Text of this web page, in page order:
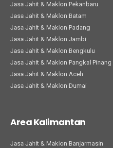
Jasa Jahit & Maklon Pekanbaru
Jasa Jahit & Maklon Batam
Jasa Jahit & Maklon Padang
Jasa Jahit & Maklon Jambi
Jasa Jahit & Maklon Bengkulu
Jasa Jahit & Maklon Pangkal Pinang
Jasa Jahit & Maklon Aceh
Jasa Jahit & Maklon Dumai
Area Kalimantan
Jasa Jahit & Maklon Banjarmasin